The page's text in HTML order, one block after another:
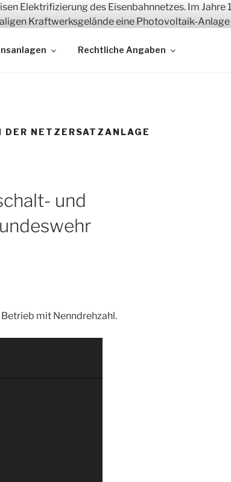
Rechtliche Angaben
DER NETZERSATZANLAGE
und
mit Nenndrehzahl.